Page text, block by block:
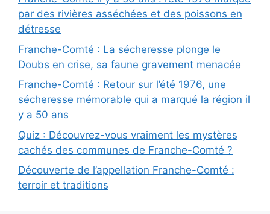
par des rivières asséchées et des poissons en
détresse
Franche-Comté : La sécheresse plonge le
Doubs en crise, sa faune gravement menacée
Franche-Comté : Retour sur l’été 1976, une
sécheresse mémorable qui a marqué la région il
y a 50 ans
Quiz : Découvrez-vous vraiment les mystères
cachés des communes de Franche-Comté ?
Découverte de l’appellation Franche-Comté :
terroir et traditions